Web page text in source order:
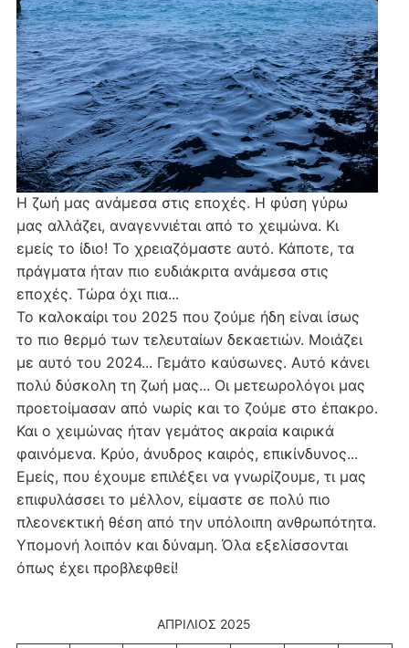
Η ζωή μας ανάμεσα στις εποχές. Η φύση γύρω
μας αλλάζει, αναγεννιέται από το χειμώνα. Κι
εμείς το ίδιο! Το χρειαζόμαστε αυτό. Κάποτε, τα
πράγματα ήταν πιο ευδιάκριτα ανάμεσα στις
εποχές. Τώρα όχι πια...
Το καλοκαίρι του 2025 που ζούμε ήδη είναι ίσως
το πιο θερμό των τελευταίων δεκαετιών. Μοιάζει
με αυτό του 2024... Γεμάτο καύσωνες. Αυτό κάνει
πολύ δύσκολη τη ζωή μας... Οι μετεωρολόγοι μας
προετοίμασαν από νωρίς και το ζούμε στο έπακρο.
Και ο χειμώνας ήταν γεμάτος ακραία καιρικά
φαινόμενα. Κρύο, άνυδρος καιρός, επικίνδυνος...
Εμείς, που έχουμε επιλέξει να γνωρίζουμε, τι μας
επιφυλάσσει το μέλλον, είμαστε σε πολύ πιο
πλεονεκτική θέση από την υπόλοιπη ανθρωπότητα.
Υπομονή λοιπόν και δύναμη. Όλα εξελίσσονται
όπως έχει προβλεφθεί!
ΑΠΡΊΛΙΟΣ 2025